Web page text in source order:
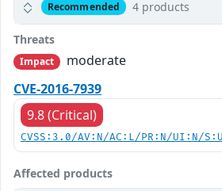
Recommended 4 products
Threats
Impact
moderate
CVE-2016-7939
9.8 (Critical)
CVSS:3.0/AV:N/AC:L/PR:N/UI:N/
Affected products